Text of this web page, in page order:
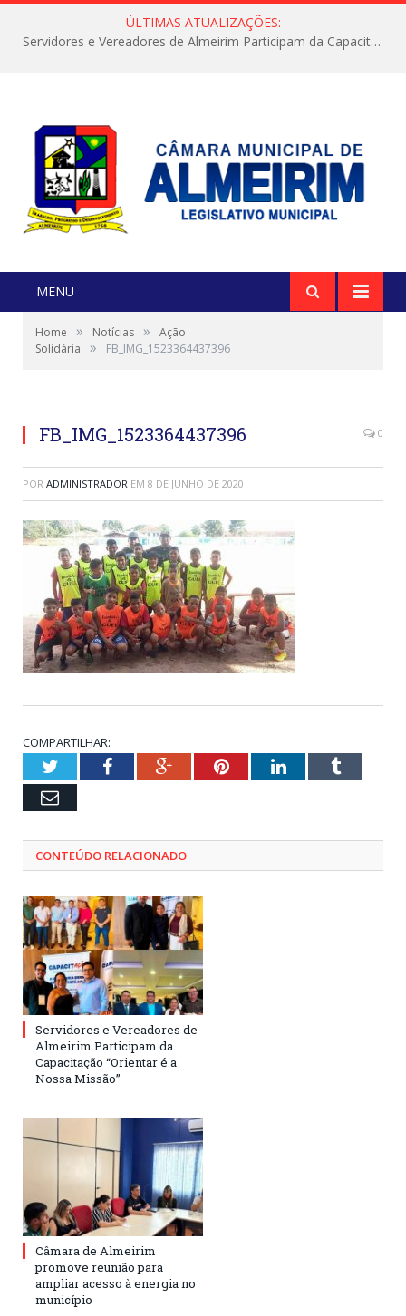
ÚLTIMAS ATUALIZAÇÕES:
Servidores e Vereadores de Almeirim Participam da Capacitação “Orientar é a Nossa Missão”
MENU
Home » Notícias »
Ação
Solidária
» FB_IMG_1523364437396
FB_IMG_1523364437396 0
POR ADMINISTRADOR EM 8 DE JUNHO DE 2020
COMPARTILHAR:
TwitterFacebookGoogle+PinterestLinkedInTumblr
Email
CONTEÚDO RELACIONADO
Servidores e Vereadores de
Almeirim Participam da
Capacitação “Orientar é a
Nossa Missão”
Câmara de Almeirim
promove reunião para
ampliar acesso à energia no
município